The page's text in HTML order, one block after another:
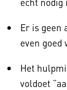
Er is geen
even goed
Het
voldoet